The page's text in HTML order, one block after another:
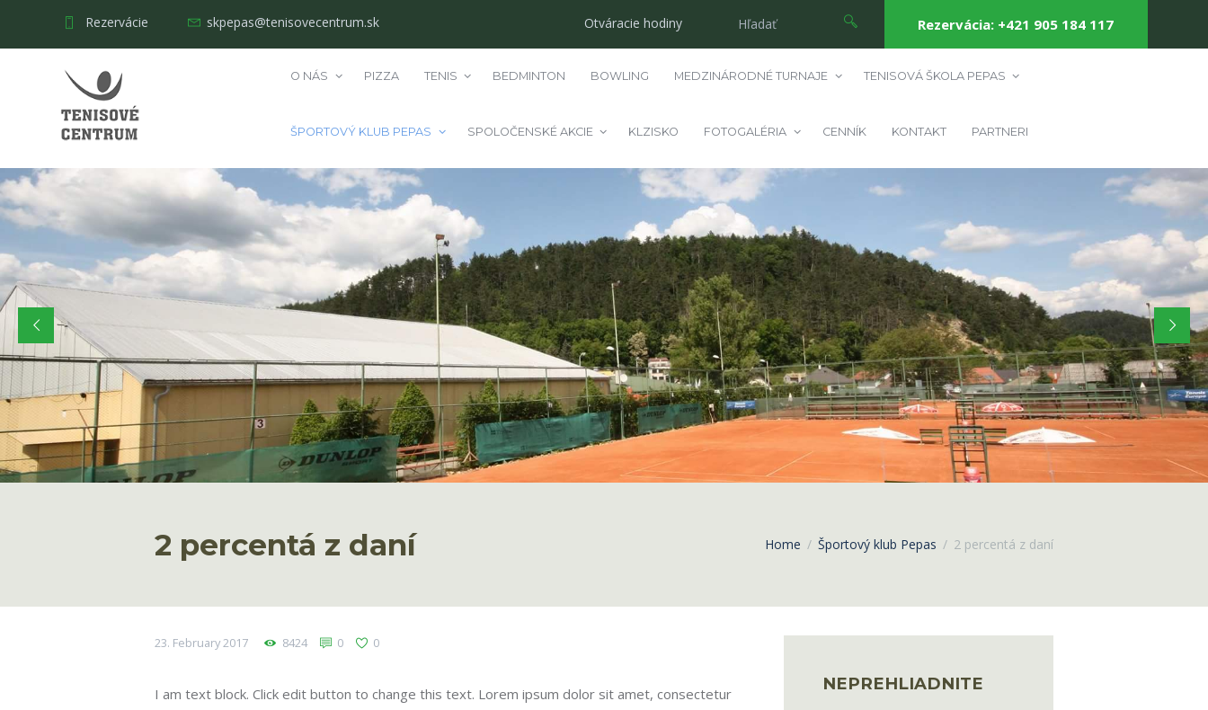
Rezervácie skpepas@tenisovecentrum.sk Otváracie hodiny Rezervácia: +421 905 184 117
O NÁS PIZZA TENIS BEDMINTON BOWLING MEDZINÁRODNÉ TURNAJE TENISOVÁ ŠKOLA PEPAS
ŠPORTOVÝ KLUB PEPAS SPOLOČENSKÉ AKCIE KLZISKO FOTOGALÉRIA CENNÍK KONTAKT PARTNERI
2 percentá z daní Home Športový klub Pepas 2 percentá z daní
23. February 2017 8424 0 0
I am text block. Click edit button to change this text. Lorem ipsum dolor sit amet, consectetur
NEPREHLIADNITE